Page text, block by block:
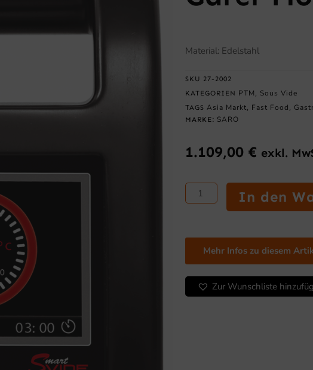
Material: Edelstahl
SKU 27-2002
KATEGORIEN PTM , Sous Vide
TAGS Asia Markt, Fast Food ,
MARKE: SARO
1.109,00 € exkl.
SARO
Tragbarer
Garer
Modell
SmartVide
Menge
In den
Mehr Infos zu diesem
Zur Wunschliste